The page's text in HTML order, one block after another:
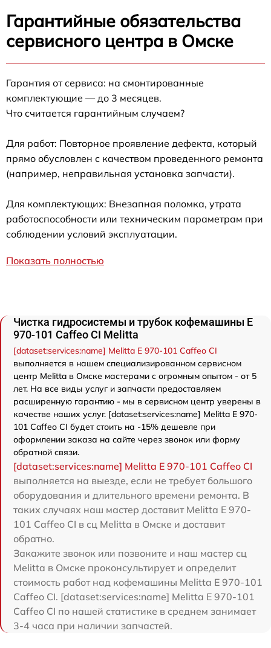
Гарантийные обязательства
сервисного центра в Омске
Гарантия от сервиса: на смонтированные
комплектующие — до 3 месяцев.
Что считается гарантийным случаем?
Для работ: Повторное проявление дефекта, который
прямо обусловлен с качеством проведенного ремонта
(например, неправильная установка запчасти).
Для комплектующих: Внезапная поломка, утрата
работоспособности или техническим параметрам при
соблюдении условий эксплуатации.
Показать полностью
Чистка гидросистемы и трубок кофемашины Е
970-101 Caffeo CI Melitta
[dataset:services:name] Melitta Е 970-101 Caffeo CI
выполняется в нашем специализированном сервисном
центр Melitta в Омске мастерами с огромным опытом - от 5
лет. На все виды услуг и запчасти предоставляем
расширенную гарантию - мы в сервисном центр уверены в
качестве наших услуг. [dataset:services:name] Melitta Е 970-
101 Caffeo CI будет стоить на -15% дешевле при
оформлении заказа на сайте через звонок или форму
обратной связи.
[dataset:services:name] Melitta Е 970-101 Caffeo CI
выполняется на выезде, если не требует большого
оборудования и длительного времени ремонта. В
таких случаях наш мастер доставит Melitta Е 970-
101 Caffeo CI в сц Melitta в Омске и доставит
обратно.
Закажите звонок или позвоните и наш мастер сц
Melitta в Омске проконсультирует и определит
стоимость работ над кофемашины Melitta Е 970-101
Caffeo CI. [dataset:services:name] Melitta Е 970-101
Caffeo CI по нашей статистике в среднем занимает
3-4 часа при наличии запчастей.